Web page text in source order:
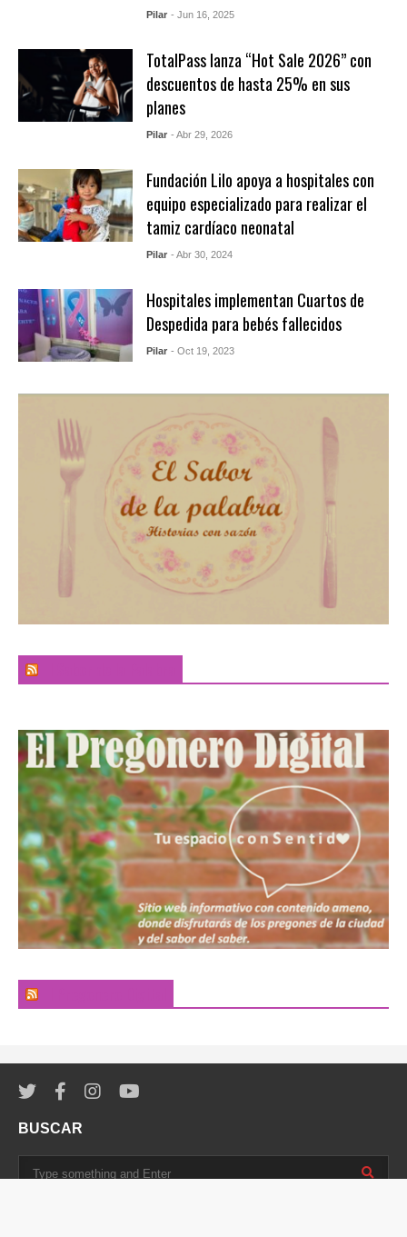
Pilar - Jun 16, 2025
TotalPass lanza “Hot Sale 2026” con
descuentos de hasta 25% en sus
planes
Pilar - Abr 29, 2026
Fundación Lilo apoya a hospitales con
equipo especializado para realizar el
tamiz cardíaco neonatal
Pilar - Abr 30, 2024
Hospitales implementan Cuartos de
Despedida para bebés fallecidos
Pilar - Oct 19, 2023
BUSCAR